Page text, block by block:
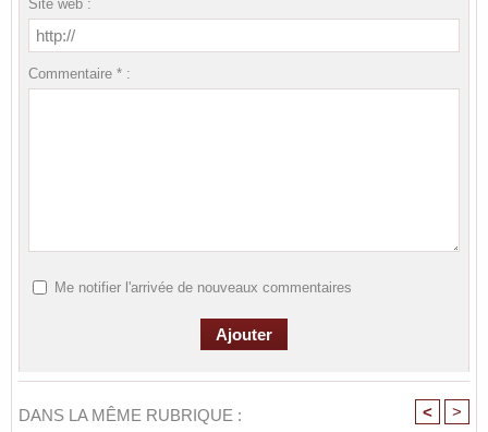
Site web :
Commentaire * :
Me notifier l'arrivée de nouveaux commentaires
DANS LA MÊME RUBRIQUE : < >